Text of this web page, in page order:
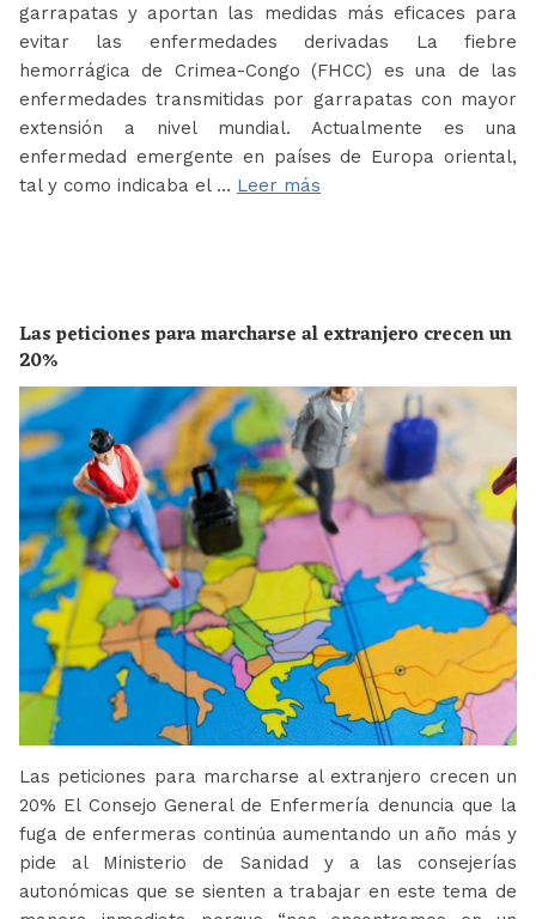
garrapatas y aportan las medidas más eficaces para
evitar las enfermedades derivadas La fiebre
hemorrágica de Crimea-Congo (FHCC) es una de las
enfermedades transmitidas por garrapatas con mayor
extensión a nivel mundial. Actualmente es una
enfermedad emergente en países de Europa oriental,
tal y como indicaba el … Leer más
Las peticiones para marcharse al extranjero crecen un
20%
Las peticiones para marcharse al extranjero crecen un
20% El Consejo General de Enfermería denuncia que la
fuga de enfermeras continúa aumentando un año más y
pide al Ministerio de Sanidad y a las consejerías
autonómicas que se sienten a trabajar en este tema de